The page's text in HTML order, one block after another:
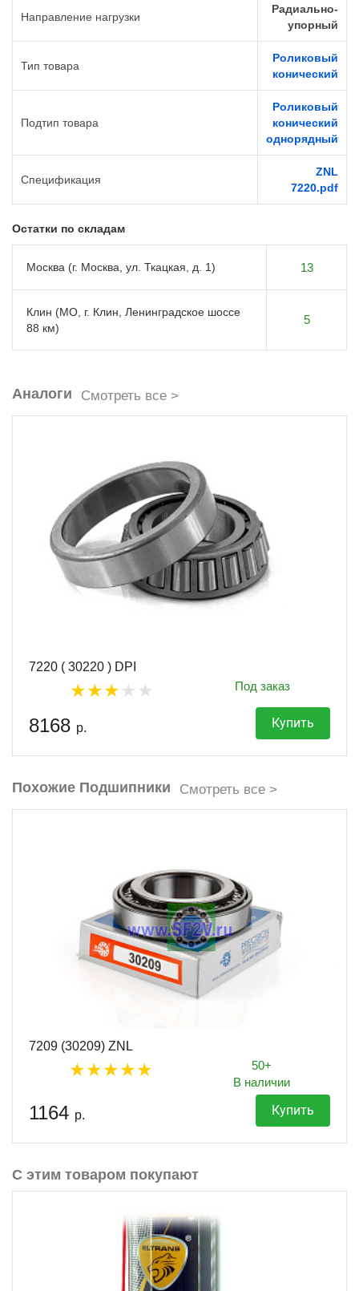
Направление нагрузки
Радиально-
упорный
Тип товара
Роликовый
конический
Подтип товара
Роликовый
конический
однорядный
Спецификация
ZNL
7220.pdf
Остатки по складам
Москва (г. Москва, ул. Ткацкая, д. 1) 13
Клин (МО, г. Клин, Ленинградское шоссе
88 км)
5
Аналоги Смотреть все >
7220 ( 30220 ) DPI
Под заказ
8168 р. Купить
Похожие Подшипники Смотреть все >
7209 (30209) ZNL
50+
В наличии
1164 р. Купить
С этим товаром покупают